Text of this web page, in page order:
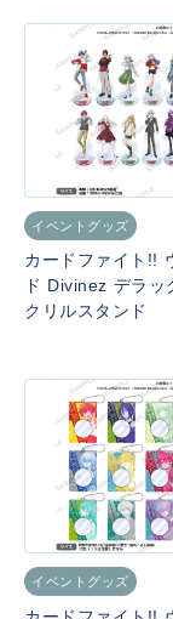
イベントグッズ
カードファイト!!
ド Divinez デラ
クリルスタンド
イベントグッズ